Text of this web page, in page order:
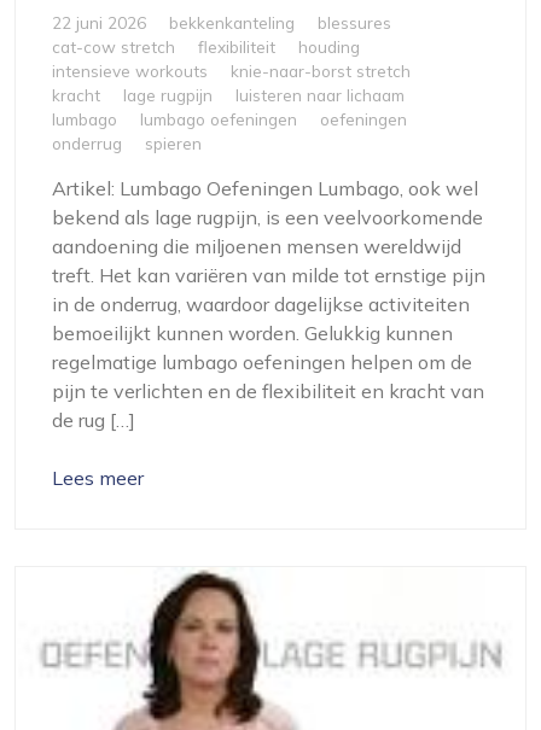
22 juni 2026 bekkenkanteling
blessures
cat-cow stretch
flexibiliteit
houding
intensieve workouts
knie-naar-borst stretch
kracht
lage rugpijn
luisteren naar lichaam
lumbago
lumbago oefeningen
oefeningen
onderrug
spieren
Artikel: Lumbago Oefeningen Lumbago, ook wel
bekend als lage rugpijn, is een veelvoorkomende
aandoening die miljoenen mensen wereldwijd
treft. Het kan variëren van milde tot ernstige pijn
in de onderrug, waardoor dagelijkse activiteiten
bemoeilijkt kunnen worden. Gelukkig kunnen
regelmatige lumbago oefeningen helpen om de
pijn te verlichten en de flexibiliteit en kracht van
de rug […]
Lees meer